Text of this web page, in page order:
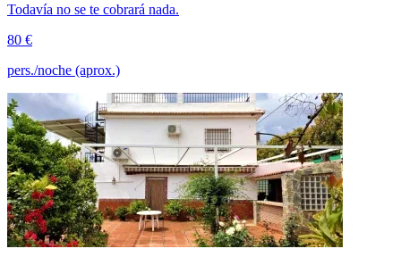
Todavía no se te cobrará nada.
80 €
pers./noche (aprox.)